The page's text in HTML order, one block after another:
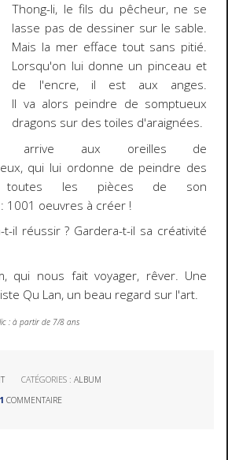
Thong-li, le fils du pêcheur, ne se
lasse pas de dessiner sur le sable.
Mais la mer efface tout sans pitié.
Lorsqu'on lui donne un pinceau et
de l'encre, il est aux anges.
Il va alors peindre de somptueux
dragons sur des toiles d'araignées.
arrive aux oreilles de
qui lui ordonne de peindre des
toutes les pièces de son
1001 oeuvres à créer !
il réussir ? Gardera-t-il sa créativité
qui nous fait voyager, rêver. Une
Qu Lan, un beau regard sur l'art.
: à partir de 7/8 ans
CATÉGORIES :ALBUM
1 COMMENTAIRE